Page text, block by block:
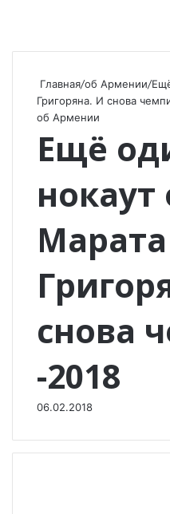
Главная/об Армении/
Григоряна. И снова
об Армении
Ещё
нокаут
Марата
снова
-2018
06.02.2018